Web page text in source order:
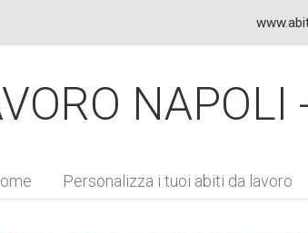
Personalizza i tuoi abiti da lavoro